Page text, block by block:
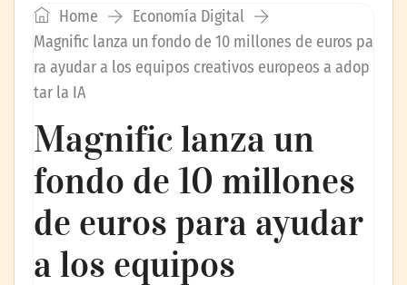
Home
Economía Digital
Magnific lanza un fondo de 10 millones de euros pa
ra ayudar a los equipos creativos europeos a adop
tar la IA
Magnific lanza un
fondo de 10 millones
de euros para ayudar
a los equipos